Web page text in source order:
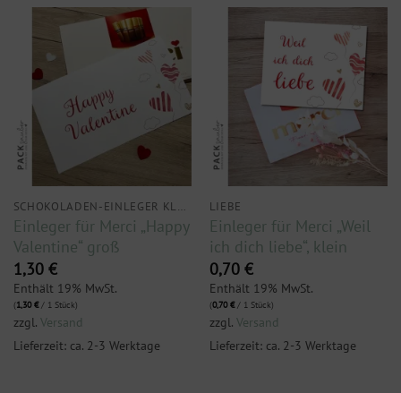
Einleger für Merci „Happy
Valentine“ groß
1,30 €
Enthält 19% MwSt.
(1,30€/ 1 Stück)
zzgl. Versand
Lieferzeit: ca. 2-3 Werktage
LIEBE
Einleger für Merci „Weil
ich dich liebe“, klein
0,70 €
Enthält 19% MwSt.
(0,70€/ 1 Stück)
zzgl. Versand
Lieferzeit: ca. 2-3 Werktage